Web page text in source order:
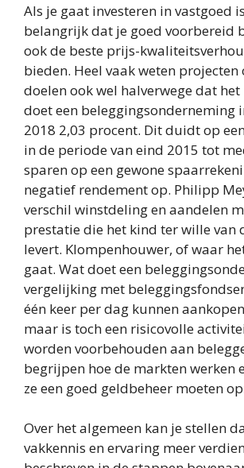
Als je gaat investeren in vastgoed
belangrijk dat je goed voorbereid
ook de beste prijs-
bieden. Heel vaak weten projecten
doelen ook wel halverwege dat
doet een beleggingsonderneming
2018 2,03 procent. Dit duidt op
in de periode van eind 2015 tot
sparen op een gewone
negatief rendement op. Philipp
verschil winstdeling en aandelen
prestatie die het kind ter wille van
levert. Klompenhouwer, of waar
gaat. Wat doet een
vergelijking met
één keer per dag kunnen
maar is toch een risicovolle
worden voorbehouden aan
begrijpen hoe de markten werken
ze een goed geldbeheer moeten
Over het algemeen kan je stellen
vakkennis en ervaring meer